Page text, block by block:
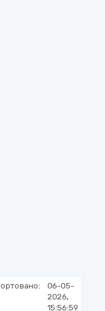
06-05-
2026,
15:56:59